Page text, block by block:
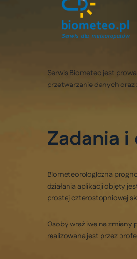
Serwis Biometeo jest
przetwarzanie danych
Zadania i
Biometeorologiczna
działania aplikacji objęty
prostej czterostopniowej
Osoby wrażliwe na zmiany
realizowana jest przez